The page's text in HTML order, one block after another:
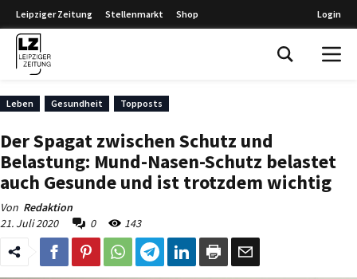
Leipziger Zeitung Stellenmarkt Shop Login
Leben Gesundheit Topposts
Der Spagat zwischen Schutz und
Belastung: Mund-Nasen-Schutz belastet
auch Gesunde und ist trotzdem wichtig
Von Redaktion
21. Juli 2020
0 143